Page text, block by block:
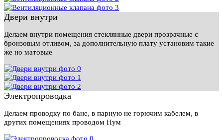
Двери внутри
Делаем внутри помещения стеклянные двери прозрачные с
бронзовым отливом, за дополнительную плату установим такие
же но матовые
Электропроводка
Делаем проводку по бане, в парную не горючим кабелем, в
других помещениях проводом Нум